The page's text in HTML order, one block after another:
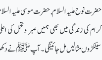
حضرت نوح علیہ السلام, حضرت موسی علیہ
کرام کی زندگی میں بھی ہمیں صبر وتحمل کی
سینکڑوں مثالیں مل جائینگی۔ آپﷺ نے